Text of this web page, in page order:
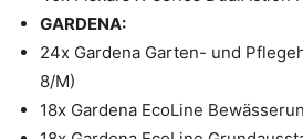
GARDENA:
24x Gardena Garten- und
8/M)
18x Gardena EcoLine